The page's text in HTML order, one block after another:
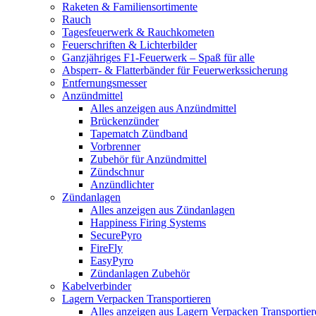
Raketen & Familiensortimente
Rauch
Tagesfeuerwerk & Rauchkometen
Feuerschriften & Lichterbilder
Ganzjähriges F1-Feuerwerk – Spaß für alle
Absperr- & Flatterbänder für Feuerwerkssicherung
Entfernungsmesser
Anzündmittel
Alles anzeigen aus Anzündmittel
Brückenzünder
Tapematch Zündband
Vorbrenner
Zubehör für Anzündmittel
Zündschnur
Anzündlichter
Zündanlagen
Alles anzeigen aus Zündanlagen
Happiness Firing Systems
SecurePyro
FireFly
EasyPyro
Zündanlagen Zubehör
Kabelverbinder
Lagern Verpacken Transportieren
Alles anzeigen aus Lagern Verpacken